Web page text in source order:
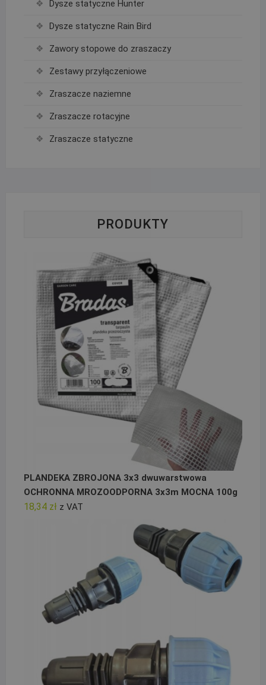
Dysze statyczne Hunter
Dysze statyczne Rain Bird
Zawory stopowe do zraszaczy
Zestawy przyłączeniowe
Zraszacze naziemne
Zraszacze rotacyjne
Zraszacze statyczne
PRODUKTY
PLANDEKA ZBROJONA 3x3 dwuwarstwowa
OCHRONNA MROZOODPORNA 3x3m MOCNA 100g
18,34 zł z VAT